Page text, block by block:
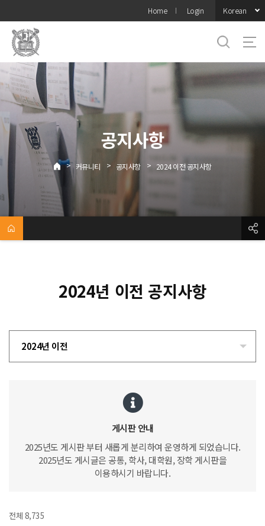
메뉴
Home Login Korean
공지사항
> 커뮤니티 > 공지사항 > 2024 이전 공지사항
2024년 이전 공지사항
2024년 이전
게시판 안내
2025년도 게시판 부터 새롭게 분리하여 운영하게 되었습니다.
2025년도 게시글은 공통, 학사, 대학원, 장학 게시판을
이용하시기 바랍니다.
전체 8,735